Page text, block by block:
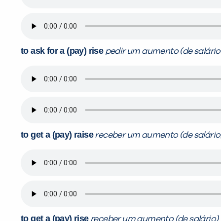
to ask for a (pay) rise pedir um aumento (de
to get a (pay) raise receber um aumento (de
to get a (pay) rise receber um aumento (de salário)